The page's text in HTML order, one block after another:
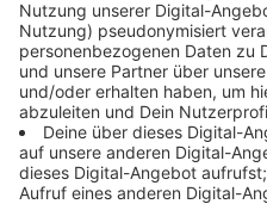
überspringt, das haben sie
dabei das Stroh
brennenden Ballen mit
eingestürzten Scheune
abgelegt, wo sie dann
Herausforderung ist laut
Löschwasserversorgung.